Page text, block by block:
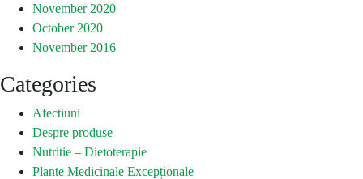
November 2020
October 2020
November 2016
Categories
Afectiuni
Despre produse
Nutritie – Dietoterapie
Plante Medicinale Excepționale